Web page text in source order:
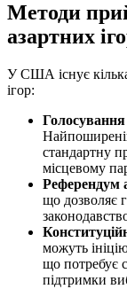
Методи
азартних
У США існує
ігор:
стандартну
місцевому
Референдум
що дозволяє
можуть
що потребує
підтримки